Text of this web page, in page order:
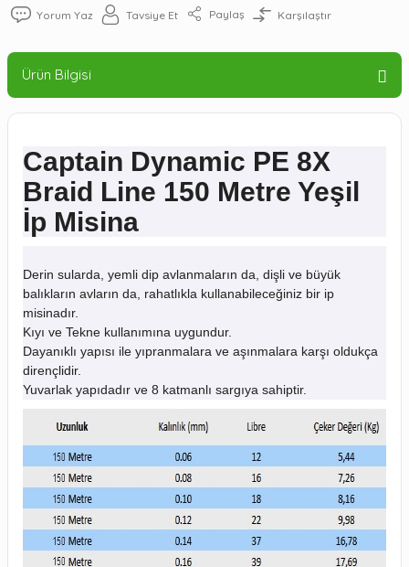
Yorum Yaz Tavsiye Et Paylaş Karşılaştır
Ürün Bilgisi
Captain Dynamic PE 8X
Braid Line 150 Metre Yeşil
İp Misina
Derin sularda, yemli dip avlanmaların da, dişli ve büyük
balıkların avların da, rahatlıkla kullanabileceğiniz bir ip
misinadır.
Kıyı ve Tekne kullanımına uygundur.
Dayanıklı yapısı ile yıpranmalara ve aşınmalara karşı oldukça
dirençlidir.
Yuvarlak yapıdadır ve 8 katmanlı sargıya sahiptir.